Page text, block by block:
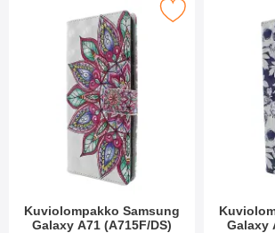
Kuviolompakko Samsung
Galaxy A71 (A715F/DS)
kuviolompakko Samsung Galaxy A71
Galaxy
Merkitse